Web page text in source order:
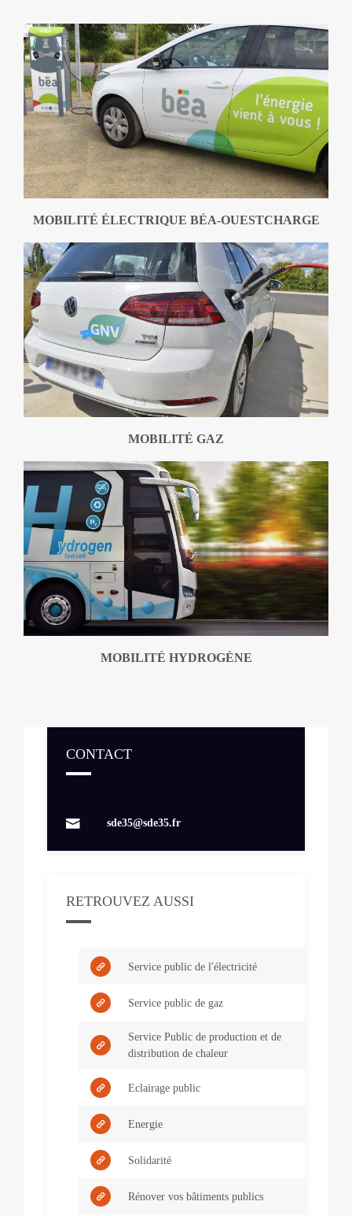
MOBILITÉ ÉLECTRIQUE BÉA-OUESTCHARGE
MOBILITÉ GAZ
MOBILITÉ HYDROGÈNE
CONTACT
sde35@sde35.fr
RETROUVEZ AUSSI
Service public de l'électricité
Service public de gaz
Service Public de production et de
distribution de chaleur
Eclairage public
Energie
Solidarité
Rénover vos bâtiments publics